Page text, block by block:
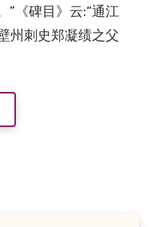
”《碑目》云:“通江
州刺史郑凝绩之父